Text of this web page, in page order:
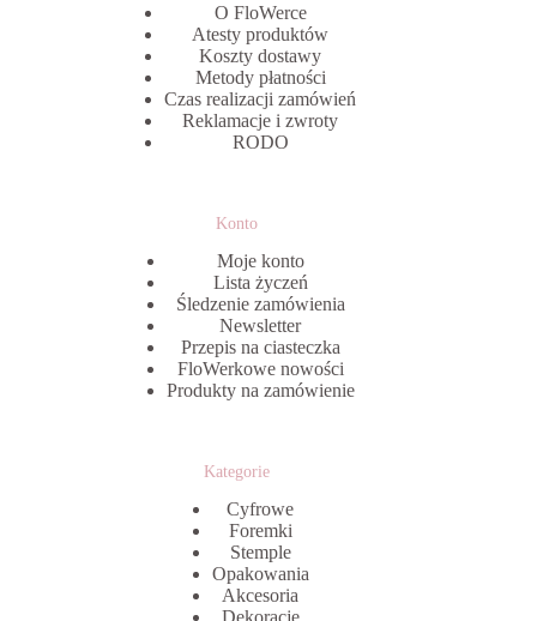
O FloWerce
Atesty produktów
Koszty dostawy
Metody płatności
Czas realizacji zamówień
Reklamacje i zwroty
RODO
Konto
Moje konto
Lista życzeń
Śledzenie zamówienia
Newsletter
Przepis na ciasteczka
FloWerkowe nowości
Produkty na zamówienie
Kategorie
Cyfrowe
Foremki
Stemple
Opakowania
Akcesoria
Dekoracje